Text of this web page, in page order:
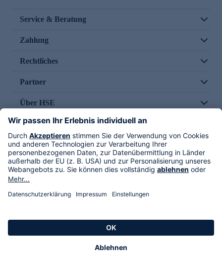
Service & Beratung
Zahlung
Rechtliches
Partner
Über HSE
Im TV
HSE International